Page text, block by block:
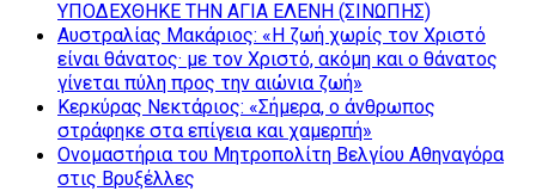
ΥΠΟΔΕΧΘΗΚΕ ΤΗΝ ΑΓΙΑ ΕΛΕΝΗ (ΣΙΝΩΠΗΣ)
Αυστραλίας Μακάριος: «Η ζωή χωρίς τον Χριστό
είναι θάνατος· με τον Χριστό, ακόμη και ο θάνατος
γίνεται πύλη προς την αιώνια ζωή»
Κερκύρας Νεκτάριος: «Σήμερα, ο άνθρωπος
στράφηκε στα επίγεια και χαμερπή»
Ονομαστήρια του Μητροπολίτη Βελγίου Αθηναγόρα
στις Βρυξέλλες